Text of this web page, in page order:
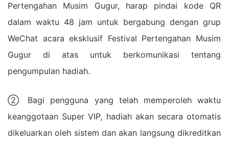
Pertengahan Musim Gugur, harap pindai kode QR
dalam waktu 48 jam untuk bergabung dengan grup
WeChat acara eksklusif Festival Pertengahan Musim
Gugur di atas untuk berkomunikasi tentang
pengumpulan hadiah.
② Bagi pengguna yang telah memperoleh waktu
keanggotaan Super VIP, hadiah akan secara otomatis
dikeluarkan oleh sistem dan akan langsung dikreditkan